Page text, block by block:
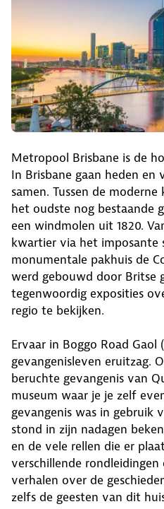
Metropool Brisbane is de
In Brisbane gaan heden en
samen. Tussen de
het oudste nog bestaande
een windmolen uit 1820.
kwartier via het imposante
monumentale pakhuis de
werd gebouwd door Britse
tegenwoordig exposities
regio te bekijken.
Ervaar in Boggo Road
gevangenisleven eruitzag.
beruchte gevangenis van
museum waar je je zelf
gevangenis was in gebruik
stond in zijn nadagen
en de vele rellen die er
verschillende
verhalen over de
zelfs de geesten van dit